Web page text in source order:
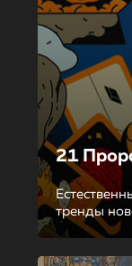
21
тренды